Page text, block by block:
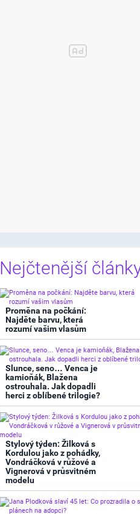
Nejčtenější
Proměna na počkání:
Najděte barvu, která
rozumí vašim vlasům
Slunce, seno… Venca je
kamioňák, Blažena
ostrouhala. Jak dopadli
herci z oblíbené trilogie?
Stylový týden: Žilková s
Kordulou jako z pohádky,
Vondráčková v růžové a
Vignerová v průsvitném
modelu